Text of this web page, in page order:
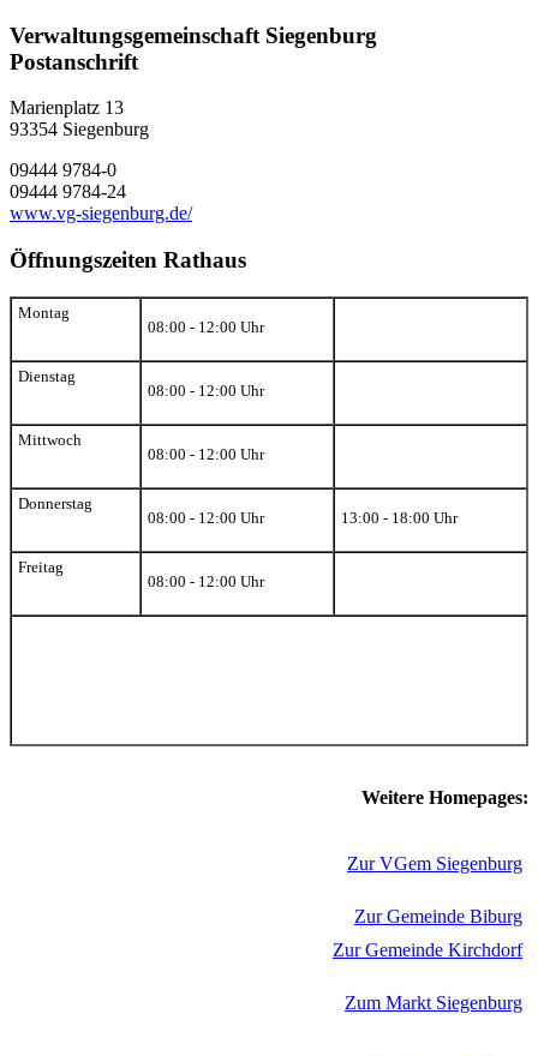
Verwaltungsgemeinschaft Siegenburg
Postanschrift
Marienplatz 13
93354 Siegenburg
09444 9784-0
09444 9784-24
www.vg-siegenburg.de/
Öffnungszeiten Rathaus
Montag
08:00 - 12:00 Uhr
Dienstag
08:00 - 12:00 Uhr
Mittwoch
08:00 - 12:00 Uhr
Donnerstag
08:00 - 12:00 Uhr
13:00 - 18:00 Uhr
Freitag
08:00 - 12:00 Uhr
Weitere Homepages:
Zur VGem Siegenburg
Zur Gemeinde Biburg
Zur Gemeinde Kirchdorf
Zum Markt Siegenburg